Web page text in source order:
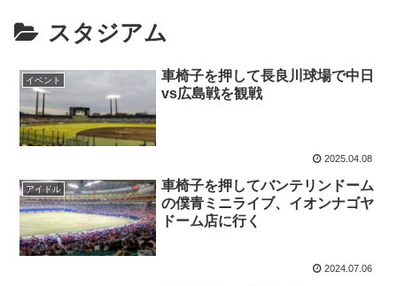
スタジアム
イベント
車椅子を押して長良川球場で中日
vs広島戦を観戦
2025.04.08
アイドル
車椅子を押してバンテリンドーム
の僕青ミニライブ、イオンナゴヤ
ドーム店に行く
2024.07.06